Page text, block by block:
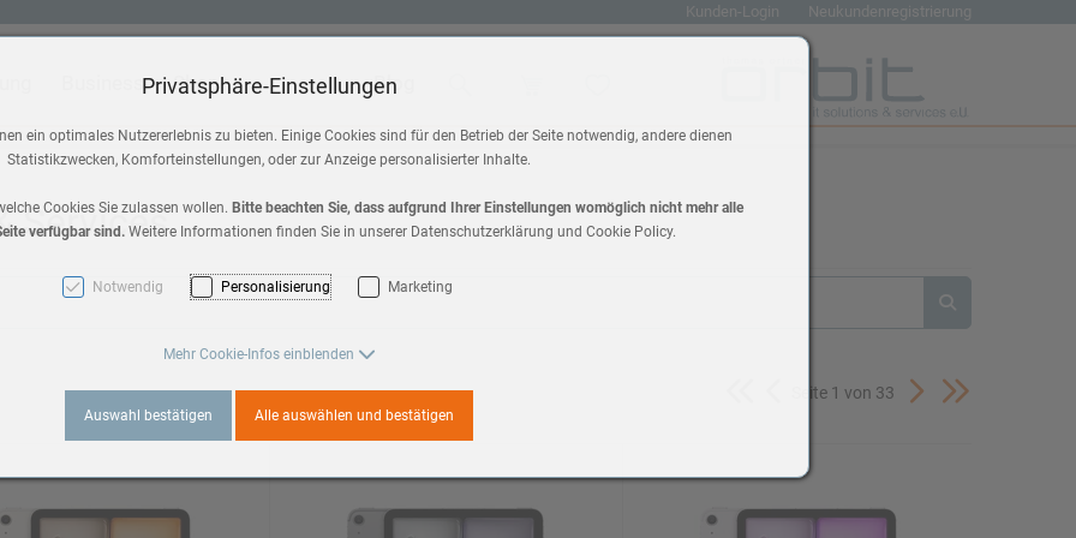
Kunden-Login Neukundenregistrierung
Business Shop
2
Max 2
Blog
Services
Seite 1 von 33
Privatsphäre-Einstellungen
ein optimales Nutzererlebnis zu bieten. Einige Cookies sind für den Betrieb der Seite notwendig, andere dienen
Statistikzwecken, Komforteinstellungen, oder zur Anzeige personalisierter Inhalte.
Cookies Sie zulassen wollen. Bitte beachten Sie, dass aufgrund Ihrer Einstellungen womöglich nicht mehr alle
verfügbar sind. Weitere Informationen finden Sie in unserer Datenschutzerklärung und Cookie Policy.
Notwendig Personalisierung Marketing
Mehr Cookie-Infos einblenden
Auswahl bestätigen Alle auswählen und bestätigen